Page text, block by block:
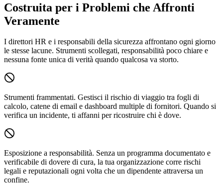
Costruita per i Problemi che Affronti
Veramente
I direttori HR e i responsabili della sicurezza affrontano ogni giorno
le stesse lacune. Strumenti scollegati, responsabilità poco chiare e
nessuna fonte unica di verità quando qualcosa va storto.
Strumenti frammentati. Gestisci il rischio di viaggio tra fogli di
calcolo, catene di email e dashboard multiple di fornitori. Quando si
verifica un incidente, ti affanni per ricostruire chi è dove.
Esposizione a responsabilità. Senza un programma documentato e
verificabile di dovere di cura, la tua organizzazione corre rischi
legali e reputazionali ogni volta che un dipendente attraversa un
confine.